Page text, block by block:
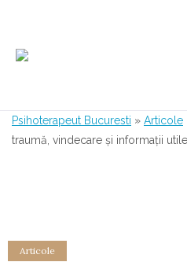
Psihoterapeut Bucuresti » Articole
traumă, vindecare și informații utile
Articole